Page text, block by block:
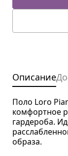
Описание
Поло Loro
комфортное
гардероба.
образа.